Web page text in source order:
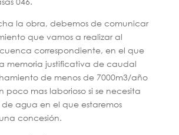
la obra, debemos de comunicar
que vamos a realizar al
correspondiente, en el que
memoria justificativa de caudal
de menos de 7000m3/año
poco mas laborioso si se necesita
agua en el que estaremos
concesión.